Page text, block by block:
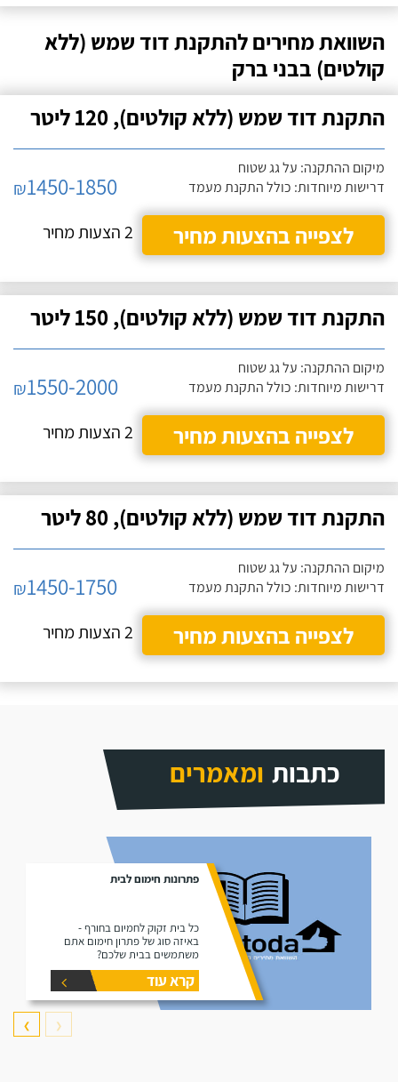
השוואת מחירים להתקנת דוד שמש (ללא
קולטים) בבני ברק
התקנת דוד שמש (ללא קולטים), 120 ליטר
מיקום ההתקנה: על גג שטוח
דרישות מיוחדות: כולל התקנת מעמד
₪1450-1850
לצפייה בהצעות מחיר
2 הצעות מחיר
התקנת דוד שמש (ללא קולטים), 150 ליטר
מיקום ההתקנה: על גג שטוח
דרישות מיוחדות: כולל התקנת מעמד
₪1550-2000
לצפייה בהצעות מחיר
2 הצעות מחיר
התקנת דוד שמש (ללא קולטים), 80 ליטר
מיקום ההתקנה: על גג שטוח
דרישות מיוחדות: כולל התקנת מעמד
₪1450-1750
לצפייה בהצעות מחיר
2 הצעות מחיר
כתבות ומאמרים
פתרונות חימום לבית
כל בית זקוק לחמיום בחורף -
באיזה סוג של פתרון חימום אתם
משתמשים בבית שלכם?
קרא עוד
❮
❯